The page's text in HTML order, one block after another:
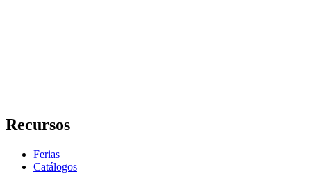
Recursos
Ferias
Catálogos